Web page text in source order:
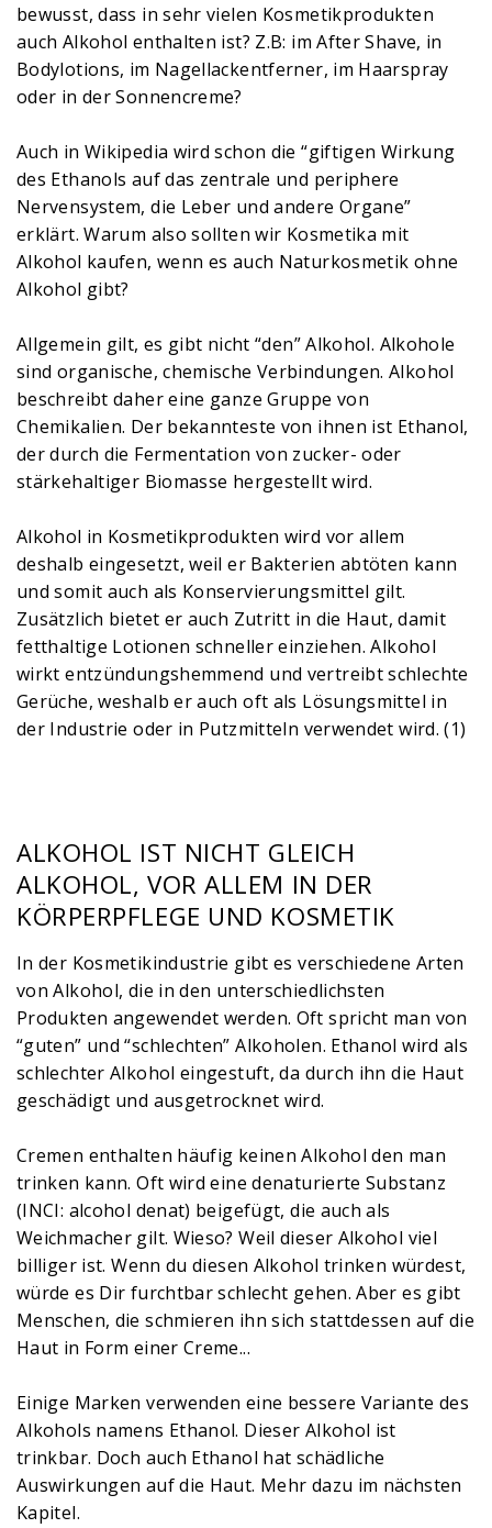
bewusst, dass in sehr vielen Kosmetikprodukten
auch Alkohol enthalten ist? Z.B: im After Shave, in
Bodylotions, im Nagellackentferner, im Haarspray
oder in der Sonnencreme?
Auch in Wikipedia wird schon die “giftigen Wirkung
des Ethanols auf das zentrale und periphere
Nervensystem, die Leber und andere Organe”
erklärt. Warum also sollten wir Kosmetika mit
Alkohol kaufen, wenn es auch Naturkosmetik ohne
Alkohol gibt?
Allgemein gilt, es gibt nicht “den” Alkohol. Alkohole
sind organische, chemische Verbindungen. Alkohol
beschreibt daher eine ganze Gruppe von
Chemikalien. Der bekannteste von ihnen ist Ethanol,
der durch die Fermentation von zucker- oder
stärkehaltiger Biomasse hergestellt wird.
Alkohol in Kosmetikprodukten wird vor allem
deshalb eingesetzt, weil er Bakterien abtöten kann
und somit auch als Konservierungsmittel gilt.
Zusätzlich bietet er auch Zutritt in die Haut, damit
fetthaltige Lotionen schneller einziehen. Alkohol
wirkt entzündungshemmend und vertreibt schlechte
Gerüche, weshalb er auch oft als Lösungsmittel in
der Industrie oder in Putzmitteln verwendet wird. (1)
ALKOHOL IST NICHT GLEICH
ALKOHOL, VOR ALLEM IN DER
KÖRPERPFLEGE UND KOSMETIK
In der Kosmetikindustrie gibt es verschiedene Arten
von Alkohol, die in den unterschiedlichsten
Produkten angewendet werden. Oft spricht man von
“guten” und “schlechten” Alkoholen. Ethanol wird als
schlechter Alkohol eingestuft, da durch ihn die Haut
geschädigt und ausgetrocknet wird.
Cremen enthalten häufig keinen Alkohol den man
trinken kann. Oft wird eine denaturierte Substanz
(INCI: alcohol denat) beigefügt, die auch als
Weichmacher gilt. Wieso? Weil dieser Alkohol viel
billiger ist. Wenn du diesen Alkohol trinken würdest,
würde es Dir furchtbar schlecht gehen. Aber es gibt
Menschen, die schmieren ihn sich stattdessen auf die
Haut in Form einer Creme...
Einige Marken verwenden eine bessere Variante des
Alkohols namens Ethanol. Dieser Alkohol ist
trinkbar. Doch auch Ethanol hat schädliche
Auswirkungen auf die Haut. Mehr dazu im nächsten
Kapitel.